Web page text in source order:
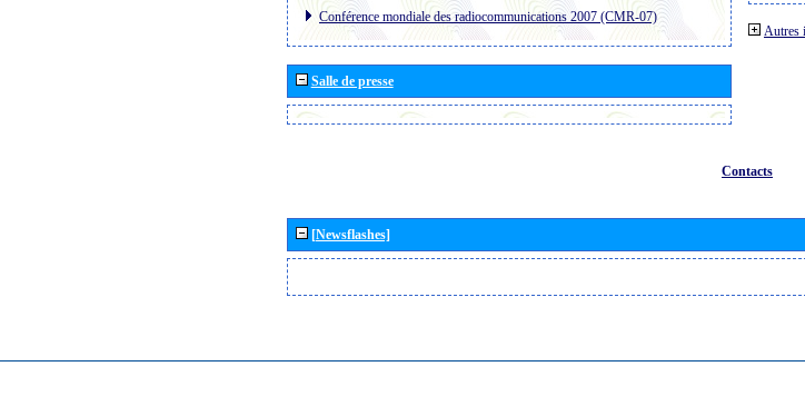
Conférence mondiale des radiocommunications 2007 (CMR-07)
Salle de presse
Autres
Contacts
[Newsflashes]